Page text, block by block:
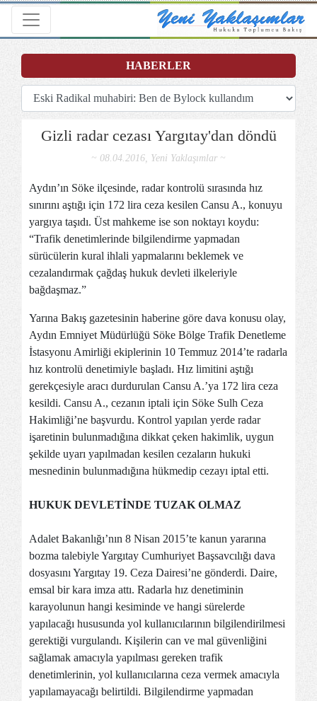
Toggle navigation
Gizli radar cezası Yargıtay'dan döndü
~ 08.04.2016, Yeni Yaklaşımlar ~
Aydın’ın Söke ilçesinde, radar kontrolü sırasında hız
sınırını aştığı için 172 lira ceza kesilen Cansu A., konuyu
yargıya taşıdı. Üst mahkeme ise son noktayı koydu:
“Trafik denetimlerinde bilgilendirme yapmadan
sürücülerin kural ihlali yapmalarını beklemek ve
cezalandırmak çağdaş hukuk devleti ilkeleriyle
bağdaşmaz.”
Yarına Bakış gazetesinin haberine göre dava konusu olay,
Aydın Emniyet Müdürlüğü Söke Bölge Trafik Denetleme
İstasyonu Amirliği ekiplerinin 10 Temmuz 2014’te radarla
hız kontrolü denetimiyle başladı. Hız limitini aştığı
gerekçesiyle aracı durdurulan Cansu A.’ya 172 lira ceza
kesildi. Cansu A., cezanın iptali için Söke Sulh Ceza
Hakimliği’ne başvurdu. Kontrol yapılan yerde radar
işaretinin bulunmadığına dikkat çeken hakimlik, uygun
şekilde uyarı yapılmadan kesilen cezaların hukuki
mesnedinin bulunmadığına hükmedip cezayı iptal etti.
HUKUK DEVLETİNDE TUZAK OLMAZ
Adalet Bakanlığı’nın 8 Nisan 2015’te kanun yararına
bozma talebiyle Yargıtay Cumhuriyet Başsavcılığı dava
dosyasını Yargıtay 19. Ceza Dairesi’ne gönderdi. Daire,
emsal bir kara imza attı. Radarla hız denetiminin
karayolunun hangi kesiminde ve hangi sürelerde
yapılacağı hususunda yol kullanıcılarının bilgilendirilmesi
gerektiği vurgulandı. Kişilerin can ve mal güvenliğini
sağlamak amacıyla yapılması gereken trafik
denetimlerinin, yol kullanıcılarına ceza vermek amacıyla
yapılamayacağı belirtildi. Bilgilendirme yapmadan
HABERLER